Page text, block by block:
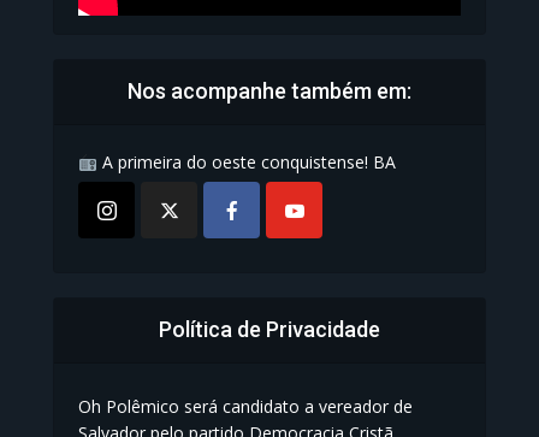
Nos acompanhe também em:
A primeira do oeste conquistense! BA
Política de Privacidade
Oh Polêmico será candidato a vereador de